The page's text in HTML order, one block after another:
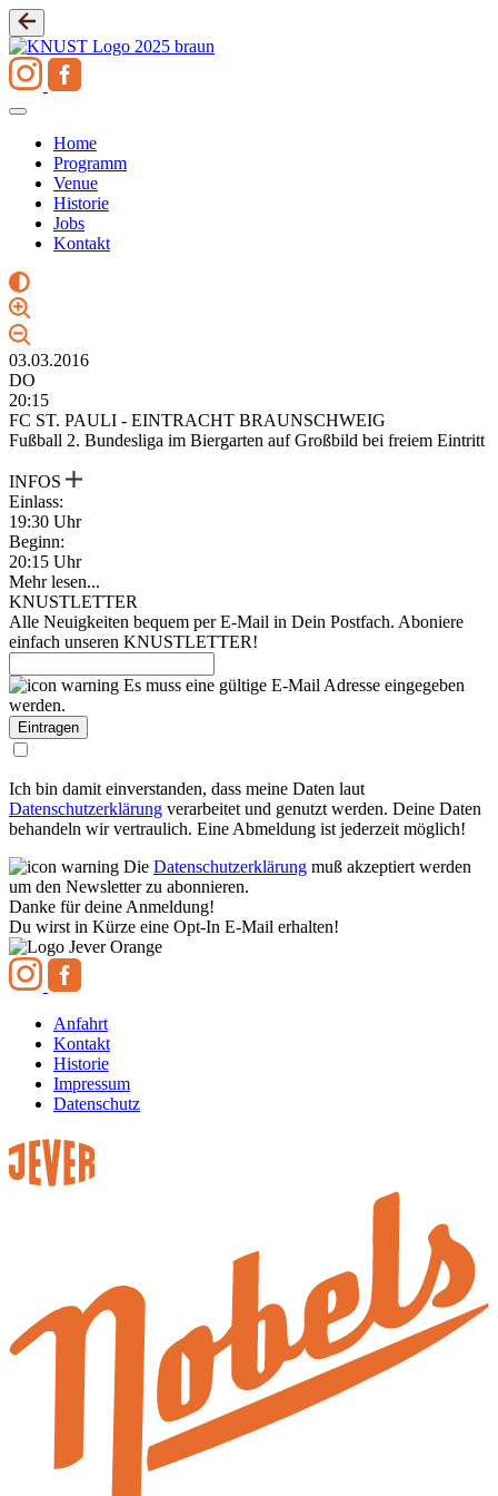
Zum
Inhalt
springen
Home
Programm
Venue
Historie
Jobs
Kontakt
03.03.2016
DO
20:15
FC ST. PAULI - EINTRACHT BRAUNSCHWEIG
Fußball 2. Bundesliga im Biergarten auf Großbild bei freiem Eintritt
INFOS
Einlass:
19:30 Uhr
Beginn:
20:15 Uhr
Mehr lesen...
KNUSTLETTER
Alle Neuigkeiten bequem per E-Mail in Dein Postfach. Aboniere
einfach unseren KNUSTLETTER!
Es muss eine gültige E-Mail Adresse eingegeben
werden.
Ich bin damit einverstanden, dass meine Daten laut
Datenschutzerklärung verarbeitet und genutzt werden. Deine Daten
behandeln wir vertraulich. Eine Abmeldung ist jederzeit möglich!
Die Datenschutzerklärung muß akzeptiert werden
um den Newsletter zu abonnieren.
Danke für deine Anmeldung!
Du wirst in Kürze eine Opt-In E-Mail erhalten!
Anfahrt
Kontakt
Historie
Impressum
Datenschutz